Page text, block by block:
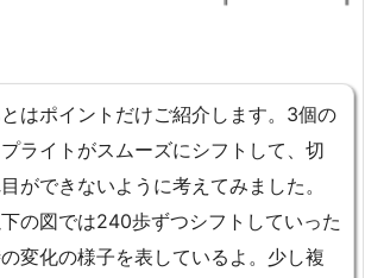
はポイントだけご紹介します。3個の
ライトがスムーズにシフトして、切
ができないように考えてみました。
の図では240歩ずつシフトしていった
変化の様子を表しているよ。少し複